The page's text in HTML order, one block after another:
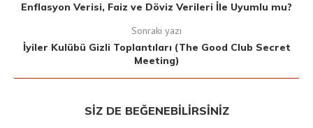
Enflasyon Verisi, Faiz ve Döviz Verileri İle Uyumlu mu?
Sonraki yazı
İyiler Kulübü Gizli Toplantıları (The Good Club Secret
Meeting)
SIZ DE BEĞENEBILIRSINIZ